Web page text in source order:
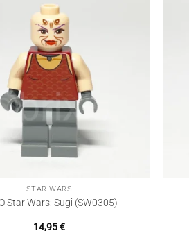
STAR WARS
Star Wars: Sugi (SW0305)
14,95€